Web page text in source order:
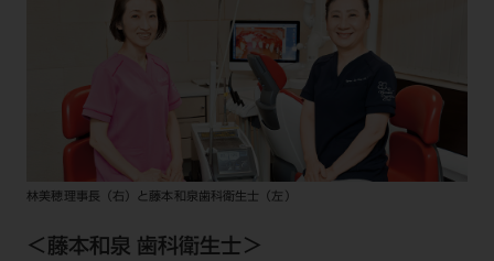
林美穂理事長（右）と藤本和泉歯科衛生士（左）
＜藤本和泉 歯科衛生士＞